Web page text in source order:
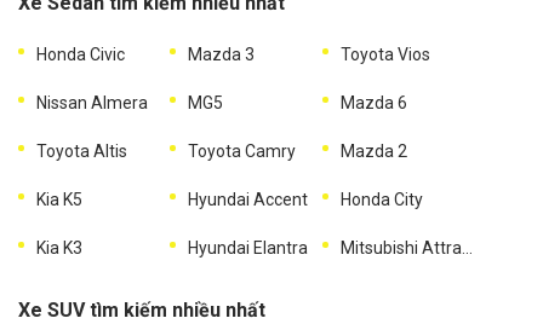
Honda Civic Mazda 3 Toyota Vios
Nissan Almera MG5 Mazda 6
Toyota Altis Toyota Camry Mazda 2
Kia K5 Hyundai Accent Honda City
Kia K3 Hyundai Elantra
Xe SUV tìm kiếm nhiều nhất